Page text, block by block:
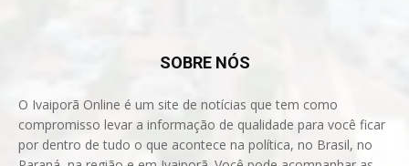
SOBRE NÓS
O Ivaiporã Online é um site de notícias que tem como
compromisso levar a informação de qualidade para você ficar
por dentro de tudo o que acontece na política, no Brasil, no